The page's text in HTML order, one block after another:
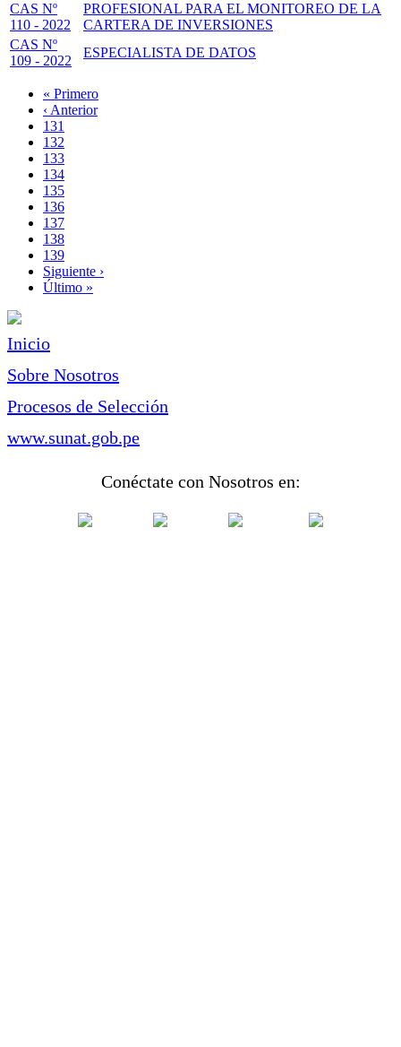
CAS Nº
110 - 2022
PROFESIONAL PARA EL MONITOREO DE LA
CARTERA DE INVERSIONES
CAS Nº
109 - 2022
ESPECIALISTA DE DATOS
Paginación
Primera
página
« Primero
Página
anterior
‹ Anterior
Page
131
Page
132
Page
133
Page
134
Página
actual
135
Page
136
Page
137
Page
138
Page
139
Siguiente
página
Siguiente ›
Última
Último »
Inicio
Sobre Nosotros
Procesos de Selección
www.sunat.gob.pe
Conéctate con Nosotros en: